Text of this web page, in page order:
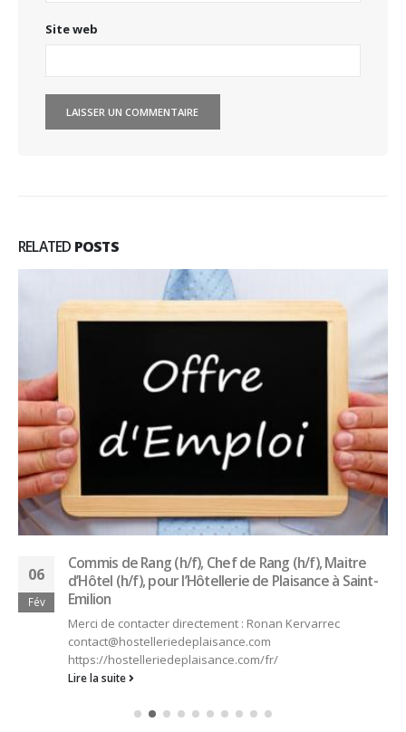
Site web
RELATED POSTS
06
Fév
Commis de Rang (h/f), Chef de Rang (h/f), Maitre
d’Hôtel (h/f), pour l’Hôtellerie de Plaisance à Saint-
Emilion
Merci de contacter directement : Ronan Kervarrec
contact@hostelleriedeplaisance.com
https://hostelleriedeplaisance.com/fr/
Lire la suite